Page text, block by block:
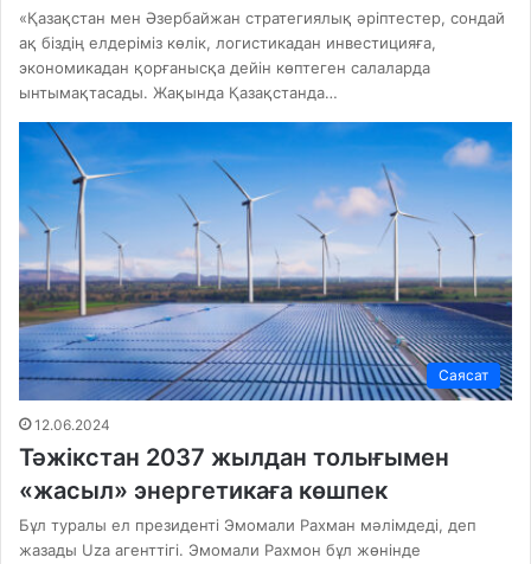
«Қазақстан мен Әзербайжан стратегиялық әріптестер, сондай
ақ біздің елдеріміз көлік, логистикадан инвестицияға,
экономикадан қорғанысқа дейін көптеген салаларда
ынтымақтасады. Жақында Қазақстанда…
Саясат
12.06.2024
Тәжікстан 2037 жылдан толығымен
«жасыл» энергетикаға көшпек
Бұл туралы ел президенті Эмомали Рахман мәлімдеді, деп
жазады Uza агенттігі. Эмомали Рахмон бұл жөнінде